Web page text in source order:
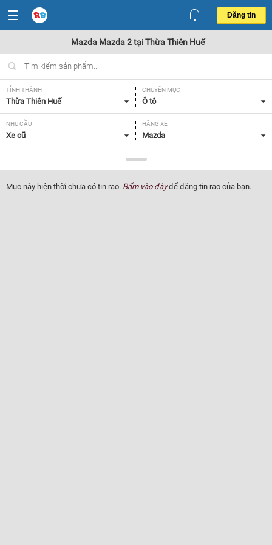
Đăng tin
Mazda Mazda 2 tại Thừa Thiên Huế
TỈNH THÀNH
Thừa Thiên Huế
CHUYÊN MỤC
Ô tô
NHU CẦU
Xe cũ
HÃNG XE
Mazda
Mazda 2
NĂM SẢN XUẤT
Tất cả
GIÁ XE XUẤT XỨ
Mục này hiện thời chưa có tin rao. Bấm vào đâyđể đăng tin rao của bạn.